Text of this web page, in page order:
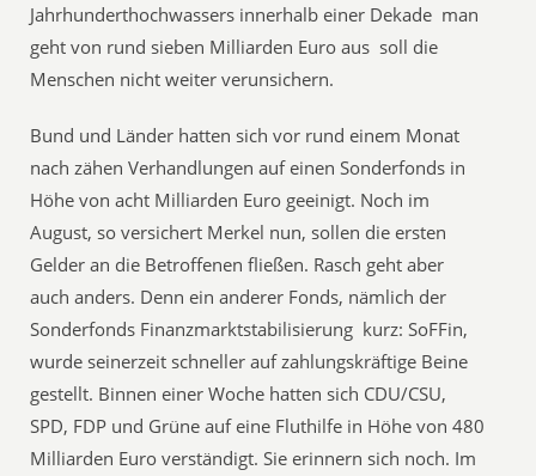
Jahrhunderthochwassers innerhalb einer Dekade  man
geht von rund sieben Milliarden Euro aus  soll die
Menschen nicht weiter verunsichern.
Bund und Länder hatten sich vor rund einem Monat
nach zähen Verhandlungen auf einen Sonderfonds in
Höhe von acht Milliarden Euro geeinigt. Noch im
August, so versichert Merkel nun, sollen die ersten
Gelder an die Betroffenen fließen. Rasch geht aber
auch anders. Denn ein anderer Fonds, nämlich der
Sonderfonds Finanzmarktstabilisierung  kurz: SoFFin,
wurde seinerzeit schneller auf zahlungskräftige Beine
gestellt. Binnen einer Woche hatten sich CDU/CSU,
SPD, FDP und Grüne auf eine Fluthilfe in Höhe von 480
Milliarden Euro verständigt. Sie erinnern sich noch. Im